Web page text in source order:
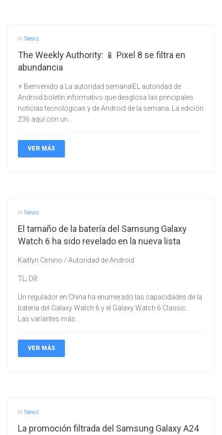
In News
The Weekly Authority: 📱 Pixel 8 se filtra en
abundancia
⚡ Bienvenido a La autoridad semanalEL autoridad de
Android boletín informativo que desglosa las principales
noticias tecnológicas y de Android de la semana. La edición
236 aquí con un…
VER MÁS
In News
El tamaño de la batería del Samsung Galaxy
Watch 6 ha sido revelado en la nueva lista
Kaitlyn Cimino / Autoridad de Android
TL; DR
Un regulador en China ha enumerado las capacidades de la
batería del Galaxy Watch 6 y el Galaxy Watch 6 Classic.
Las variantes más…
VER MÁS
In News
La promoción filtrada del Samsung Galaxy A24